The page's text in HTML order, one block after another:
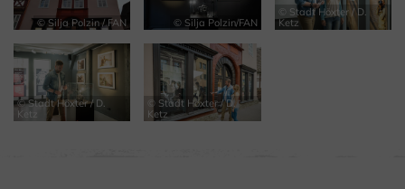
© Silja Polzin / FAN © Silja Polzin/FAN
© Stadt Höxter / D.
Ketz
© Stadt Höxter / D.
Ketz
© Stadt Höxter / D.
Ketz